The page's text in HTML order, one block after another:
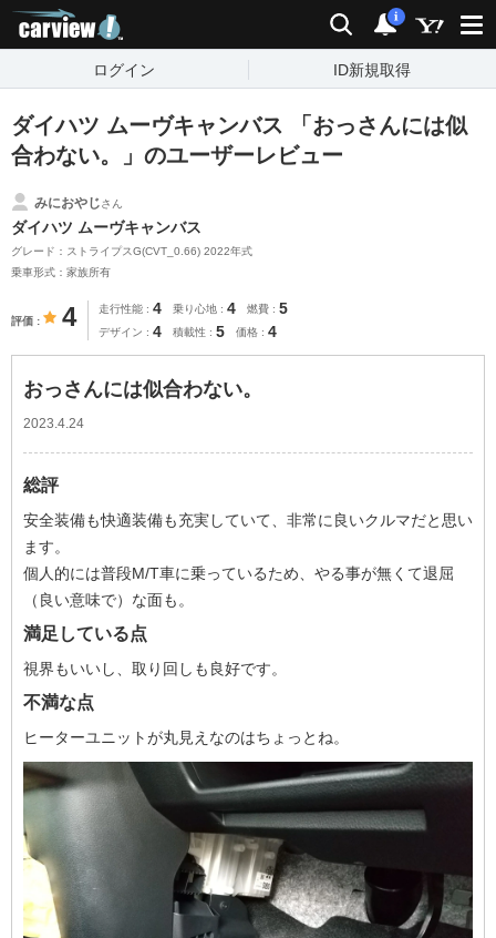
検索 通知
i
ログイン ID新規取得
ダイハツ ムーヴキャンバス 「おっさんには似
合わない。」のユーザーレビュー
みにおやじさん
ダイハツ ムーヴキャンバス
グレード：ストライプスG(CVT_0.66) 2022年式
乗車形式：家族所有
評価 4 走行性能 4 乗り心地 4 燃費 5
デザイン 4 積載性 5 価格 4
おっさんには似合わない。
2023.4.24
総評
安全装備も快適装備も充実していて、非常に良いクルマだと思い
ます。
個人的には普段M/T車に乗っているため、やる事が無くて退屈
（良い意味で）な面も。
満足している点
視界もいいし、取り回しも良好です。
不満な点
ヒーターユニットが丸見えなのはちょっとね。